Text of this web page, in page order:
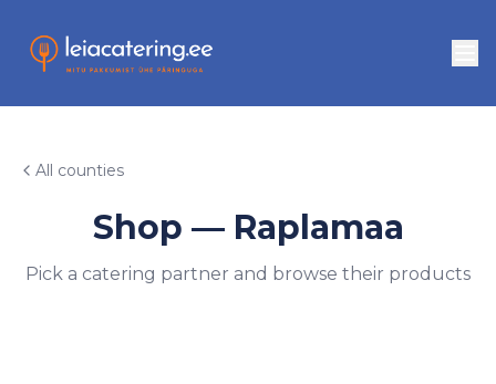
All counties
Shop — Raplamaa
Pick a catering partner and browse their products